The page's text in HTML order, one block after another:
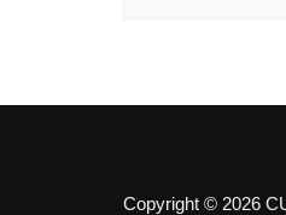
Copyright © 2026